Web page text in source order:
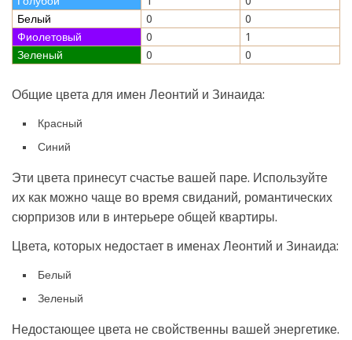
Белый
0
0
Фиолетовый
0
1
Зеленый
0 0
Общие цвета для имен Леонтий и Зинаида:
Красный
Синий
Эти цвета принесут счастье вашей паре. Используйте
их как можно чаще во время свиданий, романтических
сюрпризов или в интерьере общей квартиры.
Цвета, которых недостает в именах Леонтий и Зинаида:
Белый
Зеленый
Недостающее цвета не свойственны вашей энергетике.